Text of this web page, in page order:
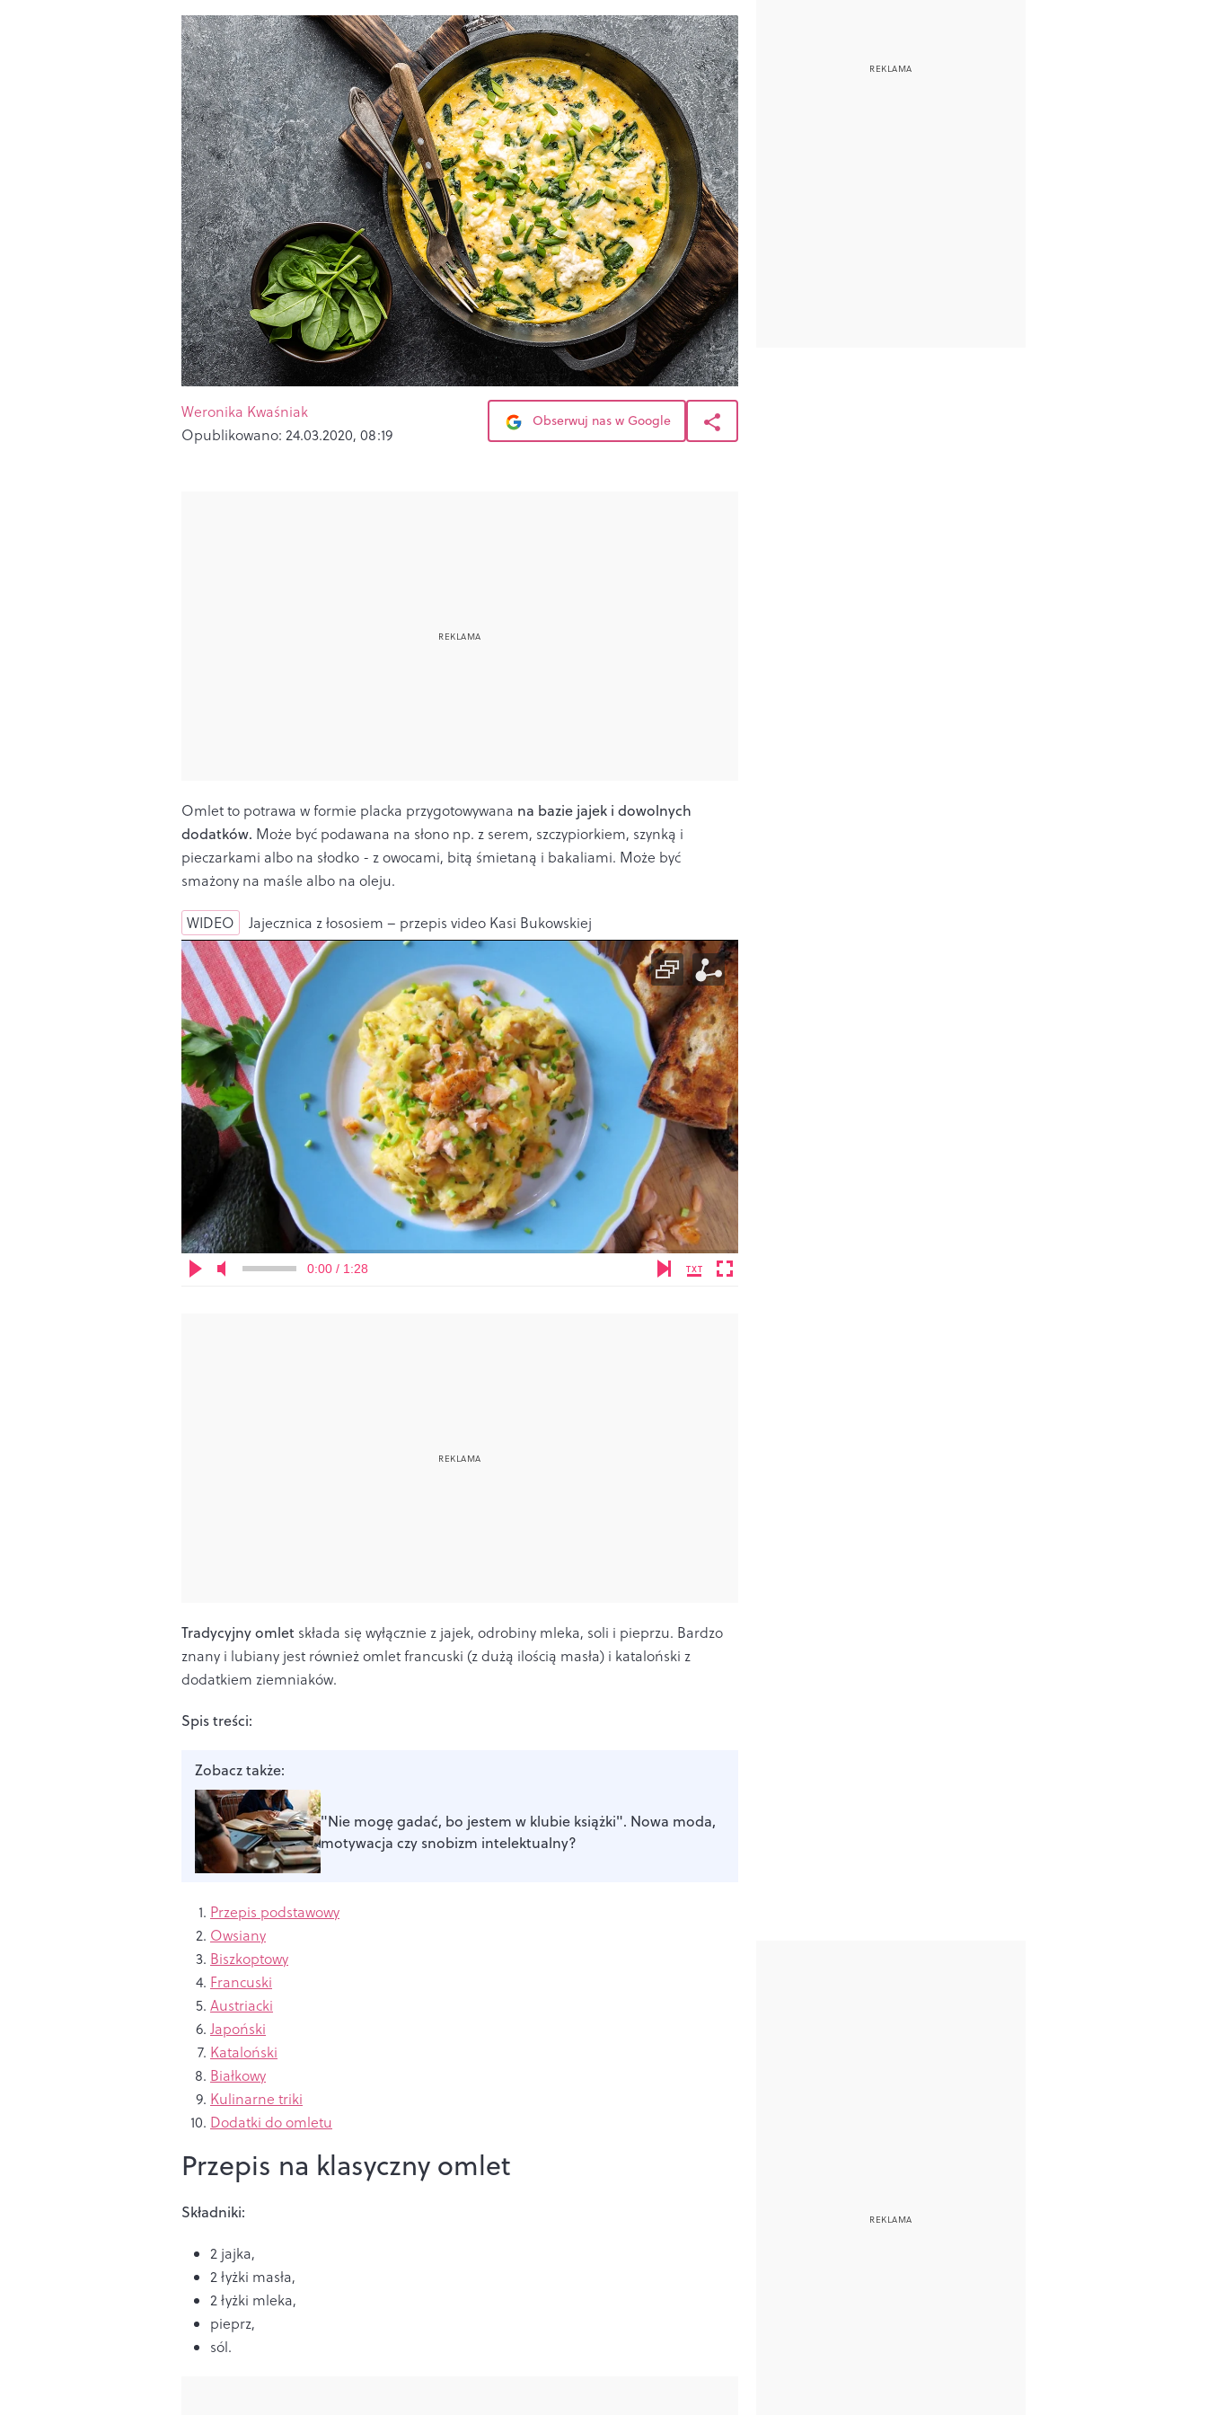
Weronika Kwaśniak
Opublikowano: 24.03.2020, 08:19
Obserwuj nas w Google
Omlet to potrawa w formie placka przygotowywana na bazie jajek i dowolnych
dodatków. Może być podawana na słono np. z serem, szczypiorkiem, szynką i
pieczarkami albo na słodko - z owocami, bitą śmietaną i bakaliami. Może być
smażony na maśle albo na oleju.
WIDEO Jajecznica z łososiem – przepis video Kasi Bukowskiej
0:00 / 1:28
Tradycyjny omlet składa się wyłącznie z jajek, odrobiny mleka, soli i pieprzu. Bardzo
znany i lubiany jest również omlet francuski (z dużą ilością masła) i kataloński z
dodatkiem ziemniaków.
Spis treści:
Zobacz także:
"Nie mogę gadać, bo jestem w klubie książki". Nowa moda,
motywacja czy snobizm intelektualny?
Przepis podstawowy
Owsiany
Biszkoptowy
Francuski
Austriacki
Japoński
Kataloński
Białkowy
Kulinarne triki
Dodatki do omletu
Przepis na klasyczny omlet
Składniki:
2 jajka,
2 łyżki masła,
2 łyżki mleka,
pieprz,
sól.